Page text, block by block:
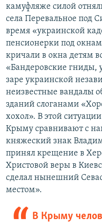
камуфляже силой
села Перевальное под
время «украинской
пенсионерки под
кричали в окна детям
«Бандеровские гниды,
заре украинской
неизвестные вандалы
зданий слоганами
хохол». В этой
Крыму сравнивают с
княжеский знак
принял крещение в
Христовой веры в
сделал нынешний
местом».
В Крыму